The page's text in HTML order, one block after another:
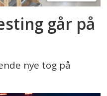
går på
nye tog på